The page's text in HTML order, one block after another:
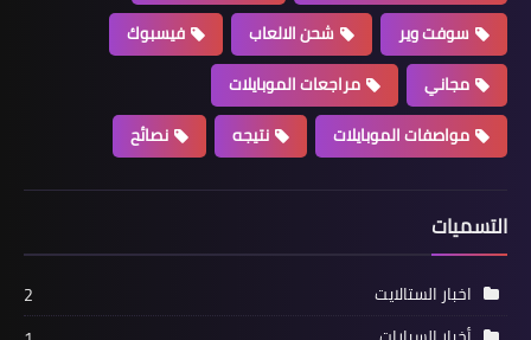
سوفت وير
شحن الالعاب
فيسبوك
مجاني
مراجعات الموبايلات
مواصفات الموبايلات
نتيجه نصائح
التسميات
اخبار الستالايت
2